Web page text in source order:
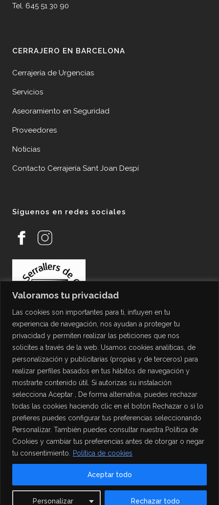
Valoramos tu privacidad
Las cookies son importantes para ti, influyen en tu
experiencia de navegación, nos ayudan a proteger tu
privacidad y permiten realizar las peticiones que nos
solicites a través de la web. Usamos cookies analíticas, de
personalización y publicitarias (propias y de terceros) para
realizar perfiles basados en tus hábitos de navegación y
mostrarte contenido útil. Si autorizas su instalación
selecciona Aceptar , De forma alternativa, puedes rechazar
todas las cookies haciendo clic en el botón Rechazar o si lo
prefieres puedes configurar tus preferencias seleccionando
Personalizar. También puedes consultar nuestra Política de
Cookies y cambiar tus preferencias antes de otorgar o negar
tu consentimiento.
Política de cookies
Personalizar Rechazar todo
Aceptar todo
Tel. 645 51 30 90
CERRAJERO EN BARCELONA
Cerrajería de Urgencias
Servicios
Aseoramiento en Seguridad
Proveedores
Noticias
Contacto Cerrajería Sant Joan Despí
Síguenos en redes sociales
PROTECCIÓN DE DATOS
Política de Privacidad
Política de Cookies
Aviso Legal